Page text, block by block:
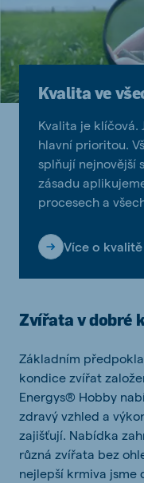
Kvalita ve
Kvalita je klíčová.
hlavní prioritou.
splňují nejnovější
zásadu
procesech a
Více o kvalitě
Zvířata v dobré
Základním
kondice zvířat
Energys® Hobby
zdravý vzhled a
zajišťují. Nabídka
různá zvířata bez
nejlepší krmiva jsme